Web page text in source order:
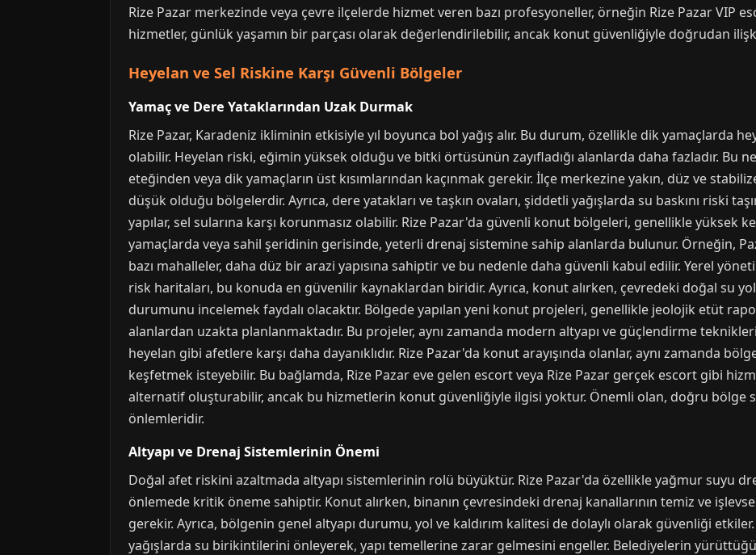
Rize Pazar merkezinde veya çevre ilçelerde hizmet veren bazı profesyoneller, örneğin Rize Pazar VIP
hizmetler, günlük yaşamın bir parçası olarak değerlendirilebilir, ancak konut güvenliğiyle doğrudan
Heyelan ve Sel Riskine Karşı Güvenli Bölgeler
Yamaç ve Dere Yataklarından Uzak Durmak
Rize Pazar, Karadeniz ikliminin etkisiyle yıl boyunca bol yağış alır. Bu durum, özellikle dik yamaçlarda
olabilir. Heyelan riski, eğimin yüksek olduğu ve bitki örtüsünün zayıfladığı alanlarda daha fazladır. Bu
eteğinden veya dik yamaçların üst kısımlarından kaçınmak gerekir. İlçe merkezine yakın, düz ve
düşük olduğu bölgelerdir. Ayrıca, dere yatakları ve taşkın ovaları, şiddetli yağışlarda su baskını riski
yapılar, sel sularına karşı korunmasız olabilir. Rize Pazar'da güvenli konut bölgeleri, genellikle yüksek
yamaçlarda veya sahil şeridinin gerisinde, yeterli drenaj sistemine sahip alanlarda bulunur. Örneğin,
bazı mahalleler, daha düz bir arazi yapısına sahiptir ve bu nedenle daha güvenli kabul edilir. Yerel
risk haritaları, bu konuda en güvenilir kaynaklardan biridir. Ayrıca, konut alırken, çevredeki doğal su
durumunu incelemek faydalı olacaktır. Bölgede yapılan yeni konut projeleri, genellikle jeolojik etüt
alanlardan uzakta planlanmaktadır. Bu projeler, aynı zamanda modern altyapı ve güçlendirme
heyelan gibi afetlere karşı daha dayanıklıdır. Rize Pazar'da konut arayışında olanlar, aynı zamanda
keşfetmek isteyebilir. Bu bağlamda, Rize Pazar eve gelen escort veya Rize Pazar gerçek escort gibi
alternatif oluşturabilir, ancak bu hizmetlerin konut güvenliğiyle ilgisi yoktur. Önemli olan, doğru bölge
önlemleridir.
Altyapı ve Drenaj Sistemlerinin Önemi
Doğal afet riskini azaltmada altyapı sistemlerinin rolü büyüktür. Rize Pazar'da özellikle yağmur suyu
önlemede kritik öneme sahiptir. Konut alırken, binanın çevresindeki drenaj kanallarının temiz ve
gerekir. Ayrıca, bölgenin genel altyapı durumu, yol ve kaldırım kalitesi de dolaylı olarak güvenliği
yağışlarda su birikintilerini önleyerek, yapı temellerine zarar gelmesini engeller. Belediyelerin